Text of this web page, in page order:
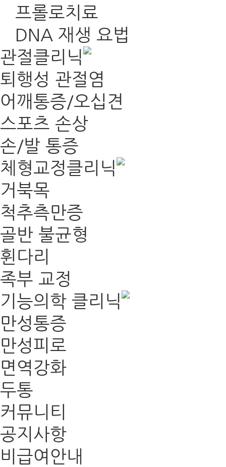
프롤로치료
DNA 재생 요법
관절클리닉
퇴행성 관절염
어깨통증/오십견
스포츠 손상
손/발 통증
체형교정클리닉
거북목
척추측만증
골반 불균형
휜다리
족부 교정
기능의학 클리닉
만성통증
만성피로
면역강화
두통
커뮤니티
공지사항
비급여안내